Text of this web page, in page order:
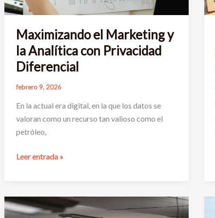
Maximizando el Marketing y
la Analítica con Privacidad
Diferencial
febrero 9, 2026
En la actual era digital, en la que los datos se
valoran como un recurso tan valioso como el
petróleo,
Maximizando
y
la
Leer entrada »